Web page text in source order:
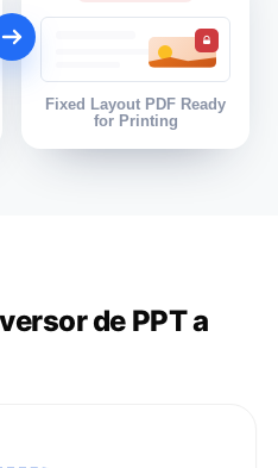
Fixed Layout PDF Ready
for Printing
de PPT a